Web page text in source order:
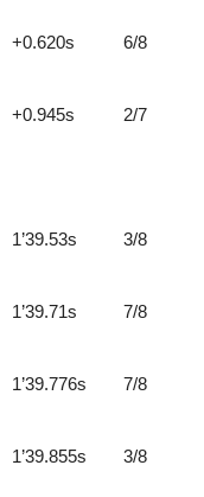
+0.620s 6/8
+0.945s 2/7
1’39.53s 3/8
1’39.71s 7/8
1’39.776s 7/8
1’39.855s 3/8